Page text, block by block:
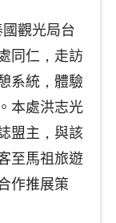
觀光局台
同仁，走訪
系統，體驗
本處洪志光
盟主，與該
至馬祖旅遊
作推展策